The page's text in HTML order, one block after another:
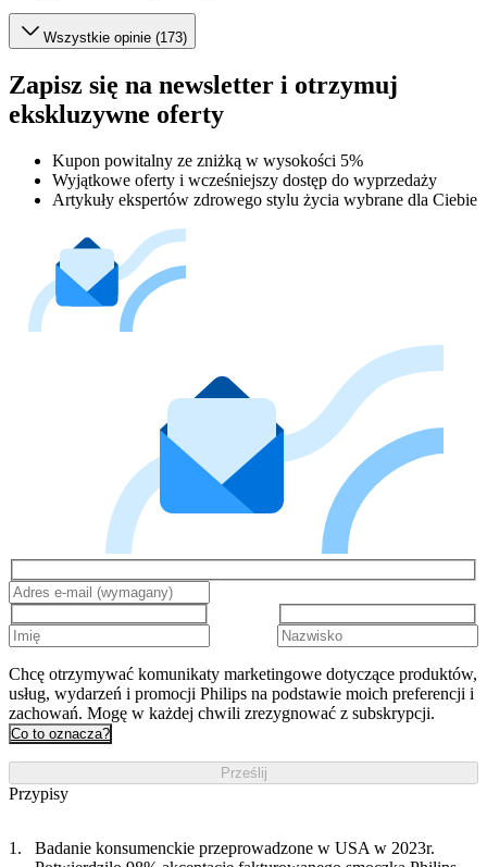
Wszystkie opinie (173)
Zapisz się na newsletter i otrzymuj
ekskluzywne oferty
Kupon powitalny ze zniżką w wysokości 5%
Wyjątkowe oferty i wcześniejszy dostęp do wyprzedaży
Artykuły ekspertów zdrowego stylu życia wybrane dla Ciebie
Chcę otrzymywać komunikaty marketingowe dotyczące produktów,
usług, wydarzeń i promocji Philips na podstawie moich preferencji i
zachowań. Mogę w każdej chwili zrezygnować z subskrypcji.
Co to oznacza?
Prześlij
Przypisy
Badanie konsumenckie przeprowadzone w USA w 2023r.